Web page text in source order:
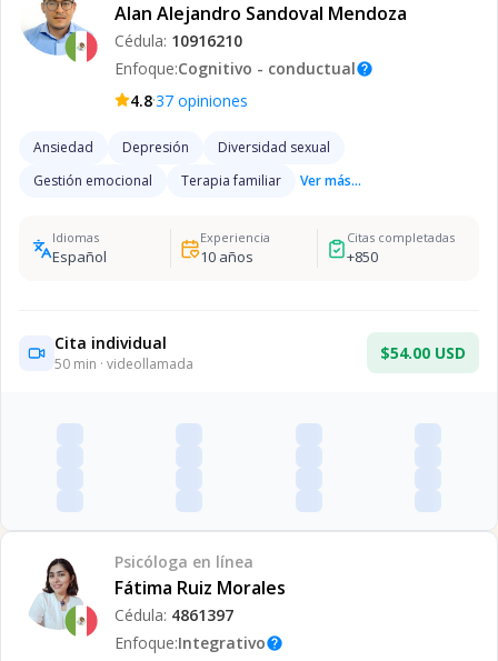
Alan Alejandro Sandoval Mendoza
Cédula: 10916210
Enfoque:Cognitivo - conductualhelp
4.8·37 opiniones
Ansiedad Depresión
Diversidad sexual
Gestión emocional
Terapia familiar Ver más...
Idiomas
Español
Experiencia
10años
Citas completadas
+850
Cita individual
50 min · videollamada
$54.00 USD
Psicóloga en línea
Fátima Ruiz Morales
Cédula: 4861397
Enfoque:Integrativohelp